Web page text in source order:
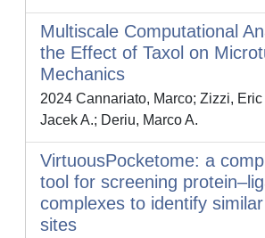
Multiscale Computational
the Effect of Taxol on
Mechanics
2024 Cannariato, Marco; Zizzi, Eric
Jacek A.; Deriu, Marco A.
VirtuousPocketome: a
tool for screening
complexes to identify
sites